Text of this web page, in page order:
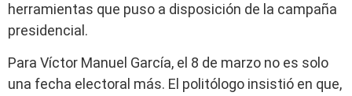
herramientas que puso a disposición de la campaña
presidencial.
Para Víctor Manuel García, el 8 de marzo no es solo
una fecha electoral más. El politólogo insistió en que,